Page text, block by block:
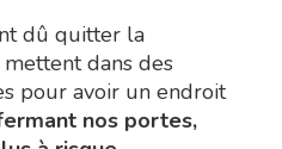
dû quitter la
dans des
pour avoir un endroit
nos portes,